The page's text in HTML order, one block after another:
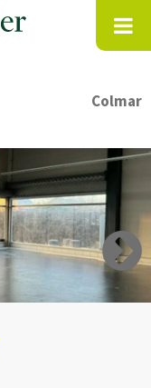
Colmar